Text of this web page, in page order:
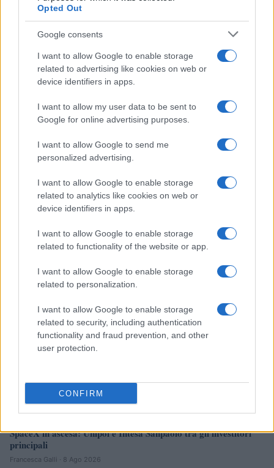
Opted Out
Google consents
I want to allow Google to enable storage
related to advertising like cookies on web or
device identifiers in apps.
I want to allow my user data to be sent to
Google for online advertising purposes.
I want to allow Google to send me
personalized advertising.
I want to allow Google to enable storage
related to analytics like cookies on web or
device identifiers in apps.
I want to allow Google to enable storage
related to functionality of the website or app.
I want to allow Google to enable storage
related to personalization.
I want to allow Google to enable storage
related to security, including authentication
functionality and fraud prevention, and other
user protection.
CONFIRM
Continua a leggere
FINANZA
Senato Usa approva maxi-pacchetto di sanzioni a Mosca e
Edoardo Vitali · 9 Ago 2026
SpaceX in ascesa: Unipol e Intesa Sanpaolo tra gli investitori
principali
Francesca Galli · 8 Ago 2026